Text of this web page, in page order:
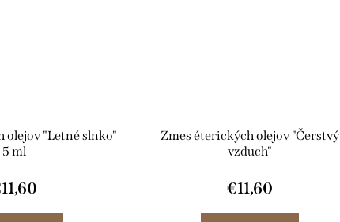
olejov "Letné slnko"
5 ml
Zmes éterických olejov "Čerstvý
vzduch"
€11,60